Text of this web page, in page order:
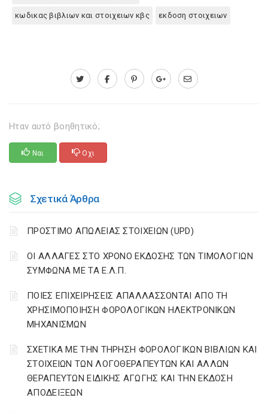
κωδικας βιβλιων και στοιχειων κβς εκδοση στοιχειων
Ηταν αυτό βοηθητικό;
Ναι Οχι
Σχετικά Άρθρα
ΠΡΟΣΤΙΜΟ ΑΠΩΛΕΙΑΣ ΣΤΟΙΧΕΙΩΝ (UPD)
ΟΙ ΑΛΛΑΓΕΣ ΣΤΟ ΧΡΟΝΟ ΕΚΔΟΣΗΣ ΤΩΝ ΤΙΜΟΛΟΓΙΩΝ
ΣΥΜΦΩΝΑ ΜΕ ΤΑ Ε.Λ.Π.
ΠΟΙΕΣ ΕΠΙΧΕΙΡΗΣΕΙΣ ΑΠΑΛΛΑΣΣΟΝΤΑΙ ΑΠΟ ΤΗ
ΧΡΗΣΙΜΟΠΟΙΗΣΗ ΦΟΡΟΛΟΓΙΚΩΝ ΗΛΕΚΤΡΟΝΙΚΩΝ
ΜΗΧΑΝΙΣΜΩΝ
ΣΧΕΤΙΚΑ ΜΕ ΤΗΝ ΤΗΡΗΣΗ ΦΟΡΟΛΟΓΙΚΩΝ ΒΙΒΛΙΩΝ ΚΑΙ
ΣΤΟΙΧΕΙΩΝ ΤΩΝ ΛΟΓΟΘΕΡΑΠΕΥΤΩΝ ΚΑΙ ΑΛΛΩΝ
ΘΕΡΑΠΕΥΤΩΝ ΕΙΔΙΚΗΣ ΑΓΩΓΗΣ ΚΑΙ ΤΗΝ ΕΚΔΟΣΗ
ΑΠΟΔΕΙΞΕΩΝ